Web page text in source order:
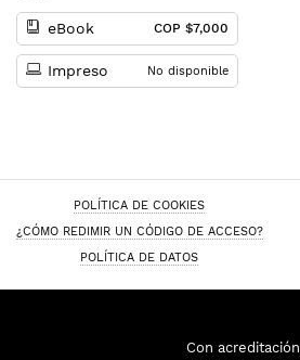
eBook COP $7,000
Impreso No disponible
POLÍTICA DE COOKIES
¿CÓMO REDIMIR UN CÓDIGO DE ACCESO?
POLÍTICA DE DATOS
Con acreditación